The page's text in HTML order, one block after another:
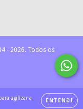
agilizar a
ENTENDI
- 2026. Todos os